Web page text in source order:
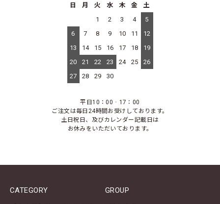
日 月 火 水 木 金
土
1
2 3 4
5
6
7 8 9 10 11
12
13
14 15 16 17 18
19
20
21 22 23 24 25
26
27
28 29 30
平日10：00‐17：00
ご注文は毎日24時間お受けしております。
土日祝日、及びカレンダー記載日は
お休みをいただいております。
CATEGORY GROUP